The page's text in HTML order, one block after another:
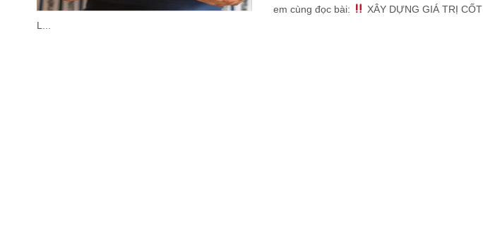
em cùng đọc bài:
XÂY DỰNG GIÁ TRỊ CỐT
L...